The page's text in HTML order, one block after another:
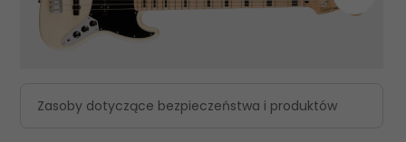
Zasoby dotyczące bezpieczeństwa i produktów